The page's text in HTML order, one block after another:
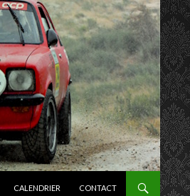
CALENDRIER CONTACT